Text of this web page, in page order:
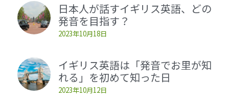
発音
動画講座
クラス風景
通訳
検索
日本人が話すイギリス英語、どの
発音を目指す？
2023年10月18日
イギリス英語は「発音でお里が知
れる」を初めて知った日
2023年10月12日
オンライン動画